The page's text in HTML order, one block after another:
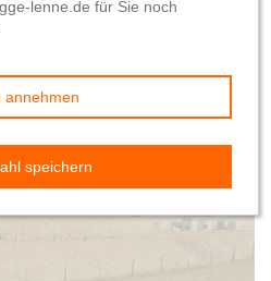
Bürgerservice
19. Januar 2020